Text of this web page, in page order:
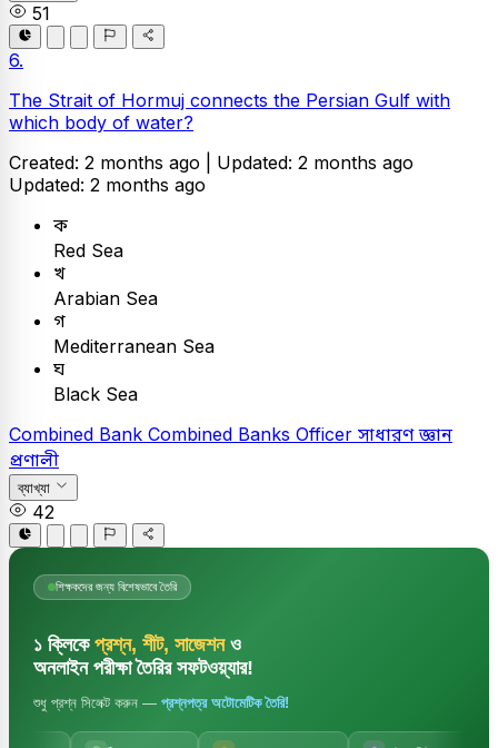
51
6.
The Strait of Hormuj connects the Persian Gulf with
which body of water?
Created: 2 months ago | Updated: 2 months ago
Updated: 2 months ago
ক
Red Sea
খ
Arabian Sea
গ
Mediterranean Sea
ঘ
Black Sea
Combined Bank Combined Banks Officer সাধারণ জ্ঞান
প্রণালী
ব্যাখ্যা
42
শিক্ষকদের জন্য বিশেষভাবে তৈরি
১ ক্লিকে প্রশ্ন, শীট, সাজেশনও
অনলাইন পরীক্ষা তৈরির সফটওয়্যার!
শুধু প্রশ্ন সিলেক্ট করুন — প্রশ্নপত্র অটোমেটিক তৈরি!